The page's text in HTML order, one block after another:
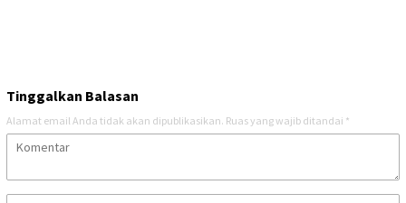
Tinggalkan Balasan
Alamat email Anda tidak akan dipublikasikan. Ruas yang wajib ditandai *